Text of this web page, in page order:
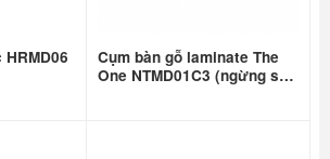
Cụm bàn gỗ laminate The
One NTMD01C3 (ngừng sản